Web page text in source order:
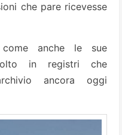
che pare ricevesse
anche le sue
in registri che
ancora oggi